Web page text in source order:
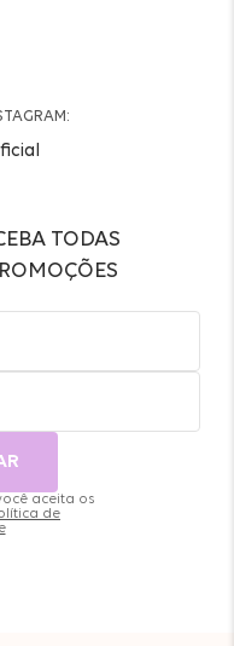
TODAS
aceita os
de